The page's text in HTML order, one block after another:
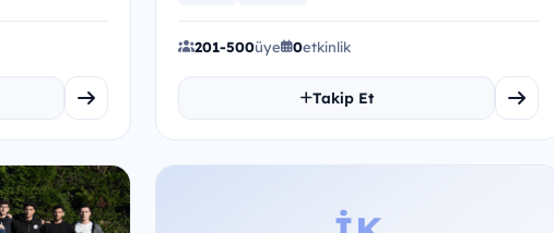
201-500üye 0etkinlik
Takip Et